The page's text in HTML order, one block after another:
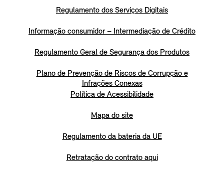
Regulamento dos Serviços Digitais
Informação consumidor – Intermediação de Crédito
Regulamento Geral de Segurança dos Produtos
Plano de Prevenção de Riscos de Corrupção e
Infrações Conexas
Política de Acessibilidade
Mapa do site
Regulamento da bateria da UE
Retratação do contrato aqui